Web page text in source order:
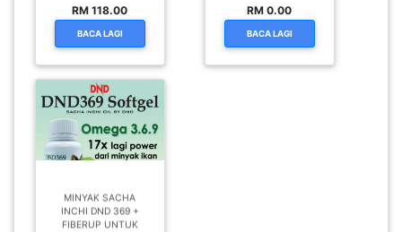
RM 118.00
BACA LAGI
RM 0.00
BACA LAGI
INCHI DND 369 +
FIBERUP UNTUK
PENYAK